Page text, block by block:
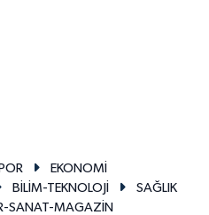
EKONOMİ
BİLİM-TEKNOLOJİ
SAĞLIK
SANAT-MAGAZİN